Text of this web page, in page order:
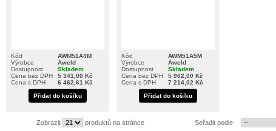
Kód
AWM51A4M
Výrobce
Aweld
Dostupnost
Skladem
Cena bez DPH
5 341,00 Kč
Cena s DPH
6 462,61 Kč
Přidat do košíku
Kód
AWM51A5M
Výrobce
Aweld
Dostupnost
Skladem
Cena bez DPH
5 962,00 Kč
Cena s DPH
7 214,02 Kč
Přidat do košíku
Seřadit podle
Zobrazit produktů na stránce